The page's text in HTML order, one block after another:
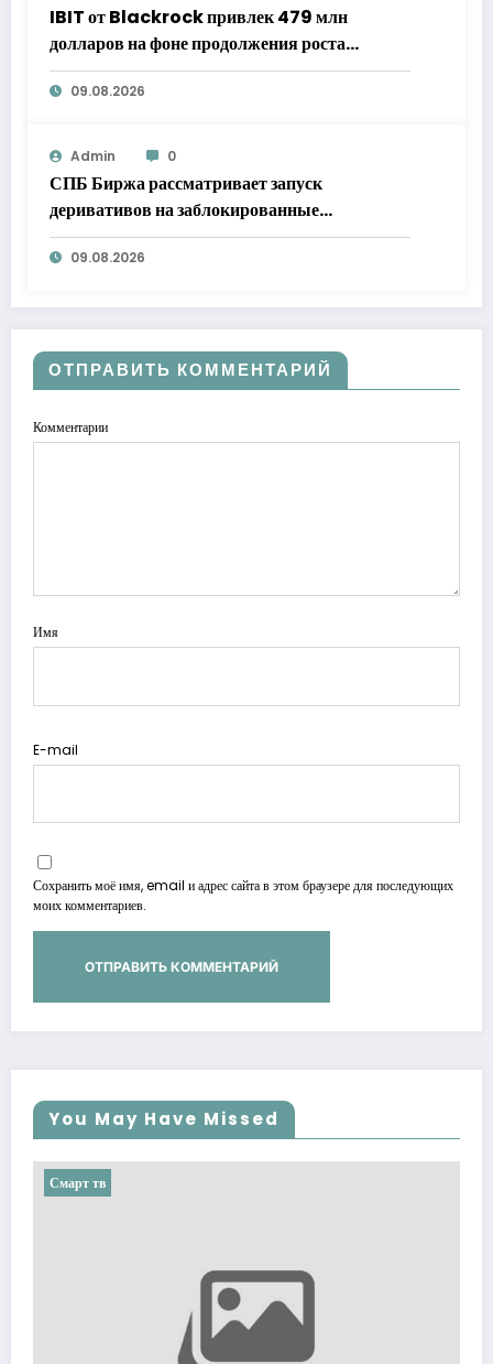
IBIT от Blackrock привлек 479 млн
долларов на фоне продолжения роста
популярности биткоин-ETF
09.08.2026
Admin 0
СПБ Биржа рассматривает запуск
деривативов на заблокированные
иностранные бумаги
09.08.2026
ОТПРАВИТЬ КОММЕНТАРИЙ
Комментарии
Имя
E-mail
Сохранить моё имя, email и адрес сайта в этом браузере для последующих
моих комментариев.
You May Have Missed
Смарт тв